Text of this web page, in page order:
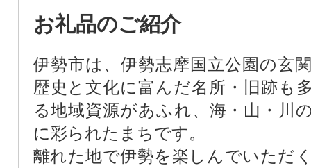
お礼品のご紹介
伊勢市は、伊勢志摩国立公園の玄
歴史と文化に富んだ名所・旧跡も
る地域資源があふれ、海・山・川
に彩られたまちです。
離れた地で伊勢を楽しんでいただ